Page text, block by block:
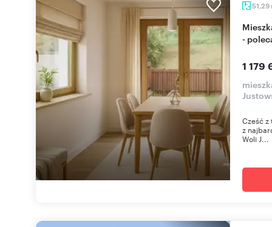
51,29
Mieszkanie 51 m² z ogródkiem w Woli Justowskiej
-
1 179
Cześć z
z
Woli J...